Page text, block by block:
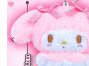
カプセルトイ
販促用空カプセル